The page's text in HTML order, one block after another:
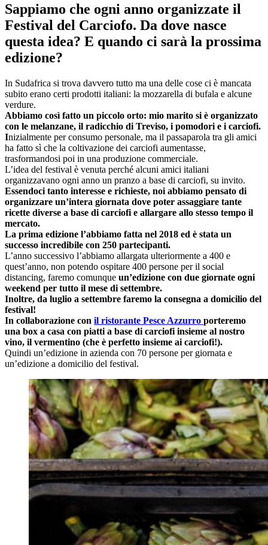
Sappiamo che ogni anno organizzate il
Festival del Carciofo. Da dove nasce
questa idea? E quando ci sarà la prossima
edizione?
In Sudafrica si trova davvero tutto ma una delle cose ci è mancata
subito erano certi prodotti italiani: la mozzarella di bufala e alcune
verdure.
Abbiamo così fatto un piccolo orto: mio marito si è organizzato
con le melanzane, il radicchio di Treviso, i pomodori e i carciofi.
Inizialmente per consumo personale, ma il passaparola tra gli amici
ha fatto sì che la coltivazione dei carciofi aumentasse,
trasformandosi poi in una produzione commerciale.
L’idea del festival è venuta perché alcuni amici italiani
organizzavano ogni anno un pranzo a base di carciofi, su invito.
Essendoci tanto interesse e richieste, noi abbiamo pensato di
organizzare un’intera giornata dove poter assaggiare tante
ricette diverse a base di carciofi e allargare allo stesso tempo il
mercato.
La prima edizione l’abbiamo fatta nel 2018 ed è stata un
successo incredibile con 250 partecipanti.
L’anno successivo l’abbiamo allargata ulteriormente a 400 e
quest’anno, non potendo ospitare 400 persone per il social
distancing, faremo comunque un’edizione con due giornate ogni
weekend per tutto il mese di settembre.
Inoltre, da luglio a settembre faremo la consegna a domicilio del
festival!
In collaborazione con il ristorante Pesce Azzurro porteremo
una box a casa con piatti a base di carciofi insieme al nostro
vino, il vermentino (che è perfetto insieme ai carciofi!).
Quindi un’edizione in azienda con 70 persone per giornata e
un’edizione a domicilio del festival.